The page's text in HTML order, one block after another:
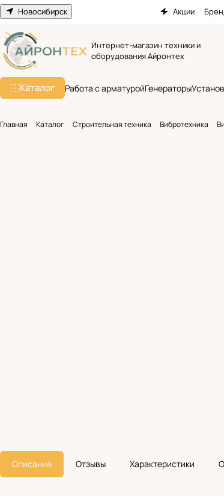
Новосибирск Акции
Интернет-магазин техники и
оборудования Айронтех
Каталог Работа с арматуройГенераторы
Главная Каталог Строительная техника Вибротехника
Описание Отзывы Характеристики